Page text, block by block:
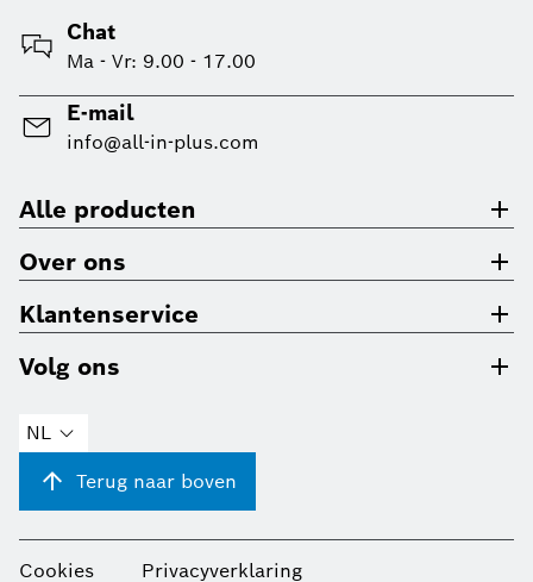
Chat
Ma - Vr: 9.00 - 17.00
E-mail
info@all-in-plus.com
Alle producten
Over ons
Klantenservice
Volg ons
NL
Terug naar boven
Cookies Privacyverklaring